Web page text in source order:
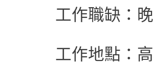
工作職缺：
工作地點：